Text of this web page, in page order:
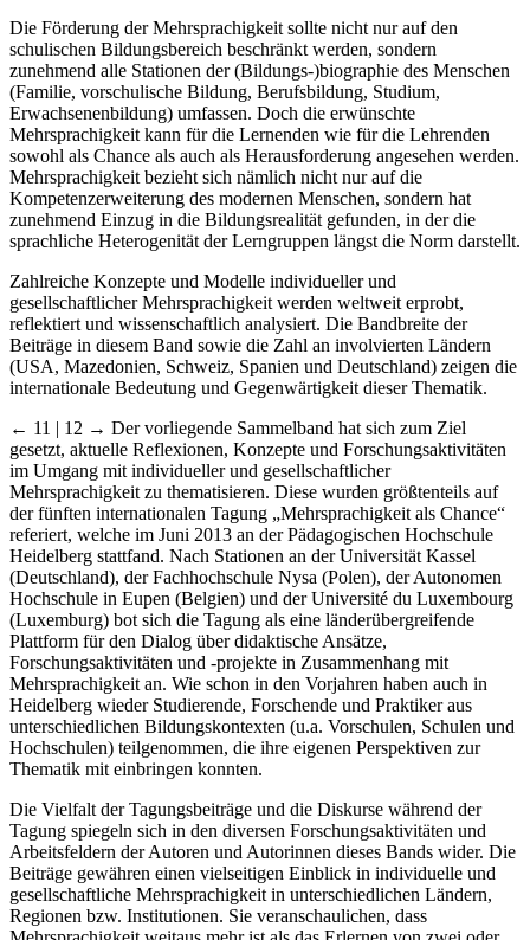
Die Förderung der Mehrsprachigkeit sollte nicht nur auf den
schulischen Bildungsbereich beschränkt werden, sondern
zunehmend alle Stationen der (Bildungs-)biographie des Menschen
(Familie, vorschulische Bildung, Berufsbildung, Studium,
Erwachsenenbildung) umfassen. Doch die erwünschte
Mehrsprachigkeit kann für die Lernenden wie für die Lehrenden
sowohl als Chance als auch als Herausforderung angesehen werden.
Mehrsprachigkeit bezieht sich nämlich nicht nur auf die
Kompetenzerweiterung des modernen Menschen, sondern hat
zunehmend Einzug in die Bildungsrealität gefunden, in der die
sprachliche Heterogenität der Lerngruppen längst die Norm darstellt.
Zahlreiche Konzepte und Modelle individueller und
gesellschaftlicher Mehrsprachigkeit werden weltweit erprobt,
reflektiert und wissenschaftlich analysiert. Die Bandbreite der
Beiträge in diesem Band sowie die Zahl an involvierten Ländern
(USA, Mazedonien, Schweiz, Spanien und Deutschland) zeigen die
internationale Bedeutung und Gegenwärtigkeit dieser Thematik.
← 11 | 12 → Der vorliegende Sammelband hat sich zum Ziel
gesetzt, aktuelle Reflexionen, Konzepte und Forschungsaktivitäten
im Umgang mit individueller und gesellschaftlicher
Mehrsprachigkeit zu thematisieren. Diese wurden größtenteils auf
der fünften internationalen Tagung „Mehrsprachigkeit als Chance“
referiert, welche im Juni 2013 an der Pädagogischen Hochschule
Heidelberg stattfand. Nach Stationen an der Universität Kassel
(Deutschland), der Fachhochschule Nysa (Polen), der Autonomen
Hochschule in Eupen (Belgien) und der Université du Luxembourg
(Luxemburg) bot sich die Tagung als eine länderübergreifende
Plattform für den Dialog über didaktische Ansätze,
Forschungsaktivitäten und -projekte in Zusammenhang mit
Mehrsprachigkeit an. Wie schon in den Vorjahren haben auch in
Heidelberg wieder Studierende, Forschende und Praktiker aus
unterschiedlichen Bildungskontexten (u.a. Vorschulen, Schulen und
Hochschulen) teilgenommen, die ihre eigenen Perspektiven zur
Thematik mit einbringen konnten.
Die Vielfalt der Tagungsbeiträge und die Diskurse während der
Tagung spiegeln sich in den diversen Forschungsaktivitäten und
Arbeitsfeldern der Autoren und Autorinnen dieses Bands wider. Die
Beiträge gewähren einen vielseitigen Einblick in individuelle und
gesellschaftliche Mehrsprachigkeit in unterschiedlichen Ländern,
Regionen bzw. Institutionen. Sie veranschaulichen, dass